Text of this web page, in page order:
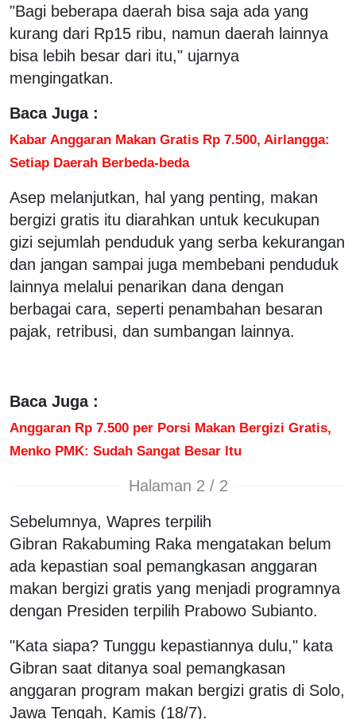
"Bagi beberapa daerah bisa saja ada yang
kurang dari Rp15 ribu, namun daerah lainnya
bisa lebih besar dari itu," ujarnya
mengingatkan.
Baca Juga :
Kabar Anggaran Makan Gratis Rp 7.500, Airlangga:
Setiap Daerah Berbeda-beda
Asep melanjutkan, hal yang penting, makan
bergizi gratis itu diarahkan untuk kecukupan
gizi sejumlah penduduk yang serba kekurangan
dan jangan sampai juga membebani penduduk
lainnya melalui penarikan dana dengan
berbagai cara, seperti penambahan besaran
pajak, retribusi, dan sumbangan lainnya.
Baca Juga :
Anggaran Rp 7.500 per Porsi Makan Bergizi Gratis,
Menko PMK: Sudah Sangat Besar Itu
Halaman 2 / 2
Sebelumnya, Wapres terpilih
Gibran Rakabuming Raka mengatakan belum
ada kepastian soal pemangkasan anggaran
makan bergizi gratis yang menjadi programnya
dengan Presiden terpilih Prabowo Subianto.
"Kata siapa? Tunggu kepastiannya dulu," kata
Gibran saat ditanya soal pemangkasan
anggaran program makan bergizi gratis di Solo,
Jawa Tengah, Kamis (18/7).